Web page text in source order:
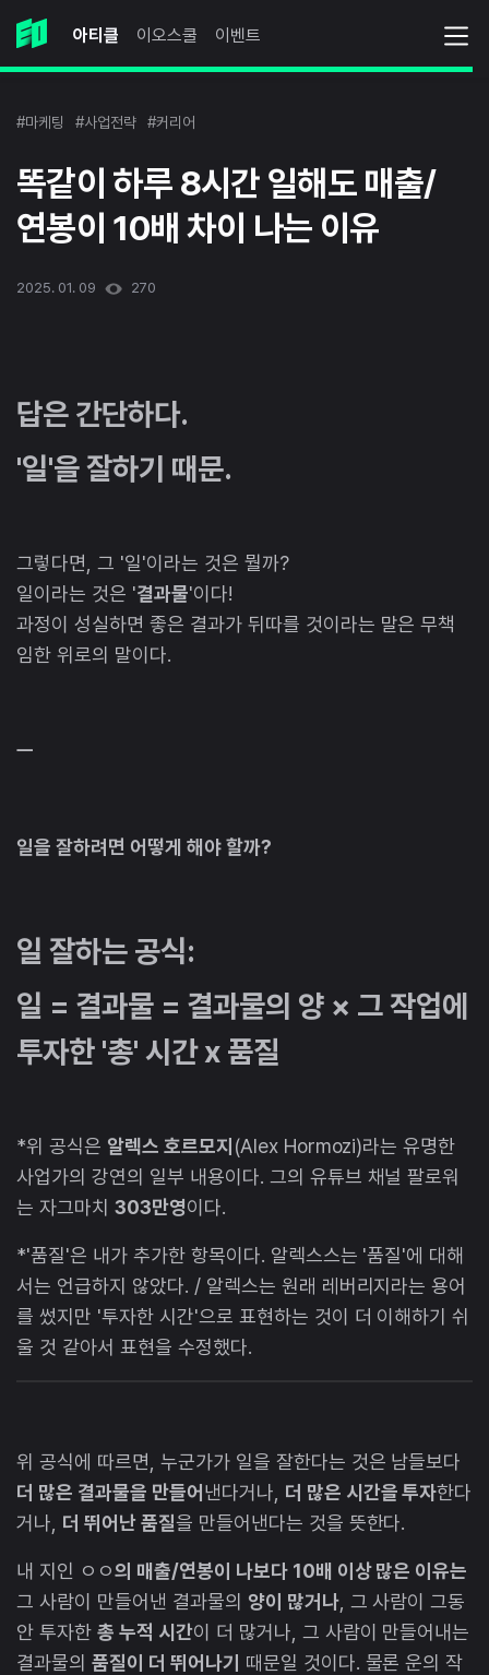
아티클 이오스쿨 이벤트
#마케팅 #사업전략 #커리어
똑같이 하루 8시간 일해도 매출/
연봉이 10배 차이 나는 이유
2025. 01. 09 270
답은 간단하다.
'일'을 잘하기 때문.
그렇다면, 그 '일'이라는 것은 뭘까?
일이라는 것은 '결과물'이다!
과정이 성실하면 좋은 결과가 뒤따를 것이라는 말은 무책
임한 위로의 말이다.
​ㅡ
일을 잘하려면 어떻게 해야 할까?
일 잘하는 공식:
일 = 결과물 = 결과물의 양 × 그 작업에
투자한 '총' 시간 x 품질
*위 공식은 알렉스 호르모지 (Alex Hormozi)라는 유명한
사업가의 강연의 일부 내용이다. 그의 유튜브 채널 팔로워
는 자그마치 303만영이다.
​*'품질'은 내가 추가한 항목이다. 알렉스스는 '품질'에 대해
서는 언급하지 않았다. / 알렉스는 원래 레버리지라는 용어
를 썼지만 '투자한 시간'으로 표현하는 것이 더 이해하기 쉬
울 것 같아서 표현을 수정했다.
위 공식에 따르면, 누군가가 일을 잘한다는 것은 남들보다
더 많은 결과물을 만들어낸다거나, 더 많은 시간을 투자한다
거나, 더 뛰어난 품질을 만들어낸다는 것을 뜻한다.
내 지인 ㅇㅇ의 매출/연봉이 나보다 10배 이상 많은 이유는
그 사람이 만들어낸 결과물의 양이 많거나, 그 사람이 그동
안 투자한 총 누적 시간이 더 많거나, 그 사람이 만들어내는
결과물의 품질이 더 뛰어나기 때문일 것이다. 물론 운의 작